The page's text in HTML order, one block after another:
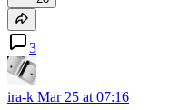
3
ira-k Mar 25 at 07:16